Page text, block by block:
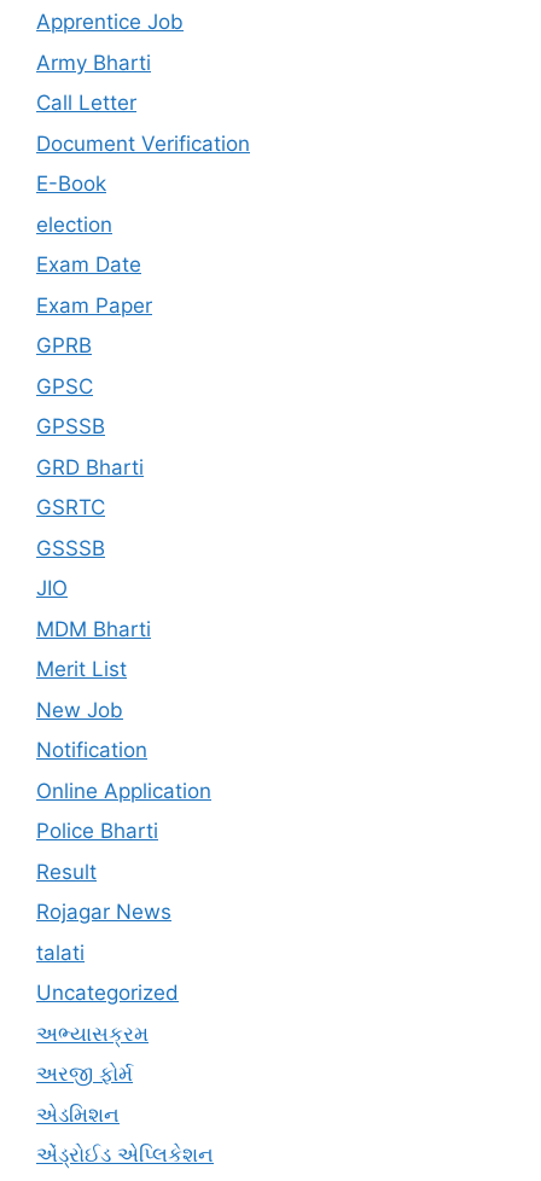
Apprentice Job
Army Bharti
Call Letter
Document Verification
E-Book
election
Exam Date
Exam Paper
GPRB
GPSC
GPSSB
GRD Bharti
GSRTC
GSSSB
JIO
MDM Bharti
Merit List
New Job
Notification
Online Application
Police Bharti
Result
Rojagar News
talati
Uncategorized
અભ્યાસક્રમ
અરજી ફોર્મ
એડમિશન
એંડ્રોઈડ એપ્લિકેશન